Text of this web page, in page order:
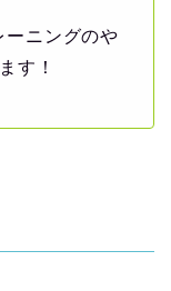
ニングのや
す！